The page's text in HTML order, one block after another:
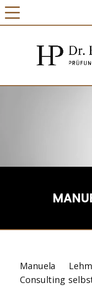
Manuela
Consulting